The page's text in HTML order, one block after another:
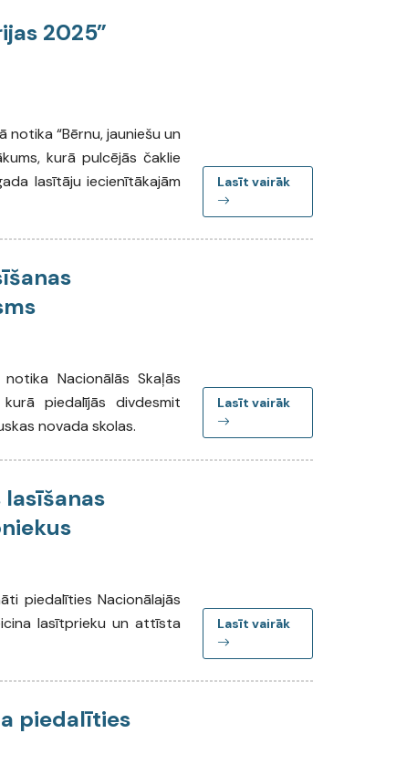
2025”
notika “Bērnu, jauniešu un
kurā pulcējās čaklie
lasītāju iecienītākajām
Lasīt vairāk
Nacionālās Skaļās
piedalījās divdesmit
novada skolas.
Lasīt vairāk
lasīšanas
piedalīties Nacionālajās
lasītprieku un attīsta
Lasīt vairāk
piedalīties